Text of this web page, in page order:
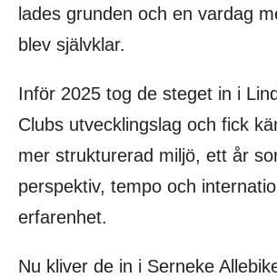
lades grunden och en vardag
blev självklar.
Inför 2025 tog de steget in i
Clubs utvecklingslag och fick
mer strukturerad miljö, ett år
perspektiv, tempo och
erfarenhet.
Nu kliver de in i Serneke